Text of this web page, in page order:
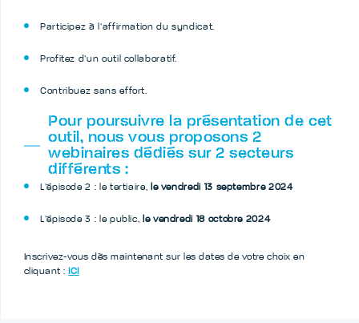
Participez à l’affirmation du syndicat.
Profitez d’un outil collaboratif.
Contribuez sans effort.
Pour poursuivre la présentation de cet
outil, nous vous proposons 2
webinaires dédiés sur 2 secteurs
différents :
L’épisode 2 : le tertiaire, le vendredi 13 septembre 2024
L’épisode 3 : le public, le vendredi 18 octobre 2024
Inscrivez-vous dès maintenant sur les dates de votre choix en
cliquant : ICI